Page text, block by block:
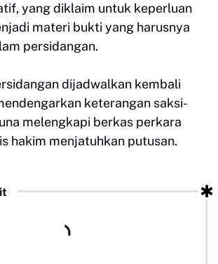
yang diklaim untuk keperluan
materi bukti yang harusnya
persidangan.
dijadwalkan kembali
keterangan saksi-
melengkapi berkas perkara
hakim menjatuhkan putusan.